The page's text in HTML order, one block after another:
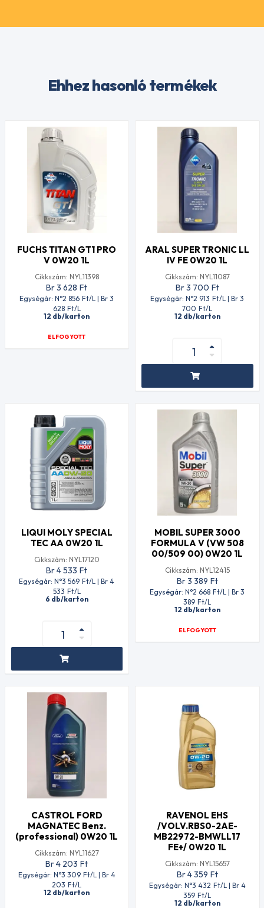
Ehhez hasonló termékek
FUCHS TITAN GT1 PRO
V 0W20 1L
Cikkszám: NYL11398
Br 3 628 Ft
Egységár: N°2 856 Ft/L | Br 3
628 Ft/L
12 db/karton
ELFOGYOTT
ARAL SUPER TRONIC LL
IV FE 0W20 1L
Cikkszám: NYL11087
Br 3 700 Ft
Egységár: N°2 913 Ft/L | Br 3
700 Ft/L
12 db/karton
LIQUI MOLY SPECIAL
TEC AA 0W20 1L
Cikkszám: NYL17120
Br 4 533 Ft
Egységár: N°3 569 Ft/L | Br 4
533 Ft/L
6 db/karton
MOBIL SUPER 3000
FORMULA V (VW 508
00/509 00) 0W20 1L
Cikkszám: NYL12415
Br 3 389 Ft
Egységár: N°2 668 Ft/L | Br 3
389 Ft/L
12 db/karton
ELFOGYOTT
CASTROL FORD
MAGNATEC Benz.
(professional) 0W20 1L
Cikkszám: NYL11627
Br 4 203 Ft
Egységár: N°3 309 Ft/L | Br 4
203 Ft/L
12 db/karton
RAVENOL EHS
/VOLV.RBS0-2AE-
MB22972-BMWLL17
FE+/ 0W20 1L
Cikkszám: NYL15657
Br 4 359 Ft
Egységár: N°3 432 Ft/L | Br 4
359 Ft/L
12 db/karton